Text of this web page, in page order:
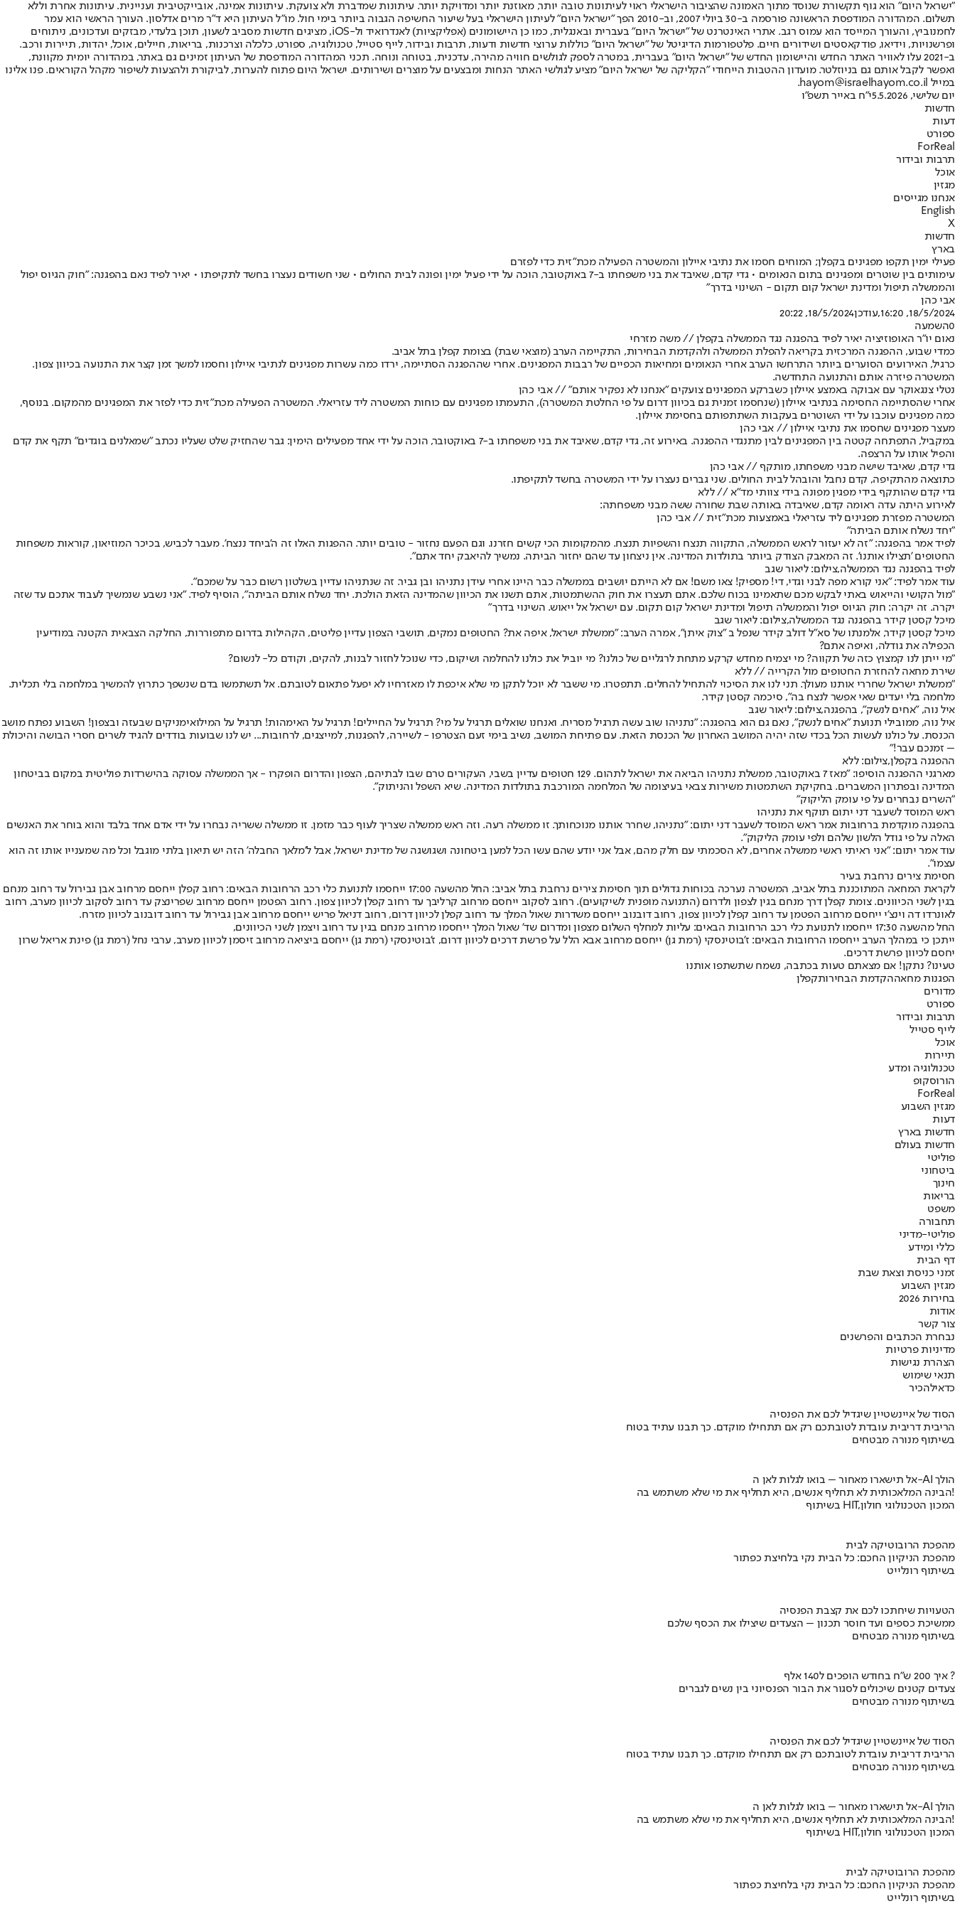
"ישראל היום" הוא גוף תקשורת שנוסד מתוך האמונה שהציבור הישראלי ראוי לעיתונות טובה יותר, מאוזנת יותר ומדויקת יותר. עיתונות שמדברת ולא צועקת. עיתונות אמינה, אובייקטיבית ועניינית. עיתונות אחרת וללא
תשלום. המהדורה המודפסת הראשונה פורסמה ב-30 ביולי 2007, וב-2010 הפך "ישראל היום" לעיתון הישראלי בעל שיעור החשיפה הגבוה ביותר בימי חול. מו"ל העיתון היא ד"ר מרים אדלסון. העורך הראשי הוא עמר
לחמנוביץ, והעורך המייסד הוא עמוס רגב. אתרי האינטרנט של "ישראל היום" בעברית ובאנגלית, כמו כן היישומונים (אפליקציות) לאנדרואיד ול-iOS, מציגים חדשות מסביב לשעון, תוכן בלעדי, מבזקים ועדכונים, ניתוחים
ופרשנויות, וידיאו, פודקאסטים ושידורים חיים. פלטפורמות הדיגיטל של "ישראל היום" כוללות ערוצי חדשות ודעות, תרבות ובידור, לייף סטייל, טכנולוגיה, ספורט, כלכלה וצרכנות, בריאות, חיילים, אוכל, יהדות, תיירות ורכב.
ב-2021 עלו לאוויר האתר החדש והיישומון החדש של "ישראל היום" בעברית, במטרה לספק לגולשים חוויה מהירה, עדכנית, בטוחה ונוחה. תכני המהדורה המודפסת של העיתון זמינים גם באתר, במהדורה יומית מקוונת,
ואפשר לקבל אותם גם בניוזלטר. מועדון ההטבות הייחודי "הקליקה של ישראל היום" מציע לגולשי האתר הנחות ומבצעים על מוצרים ושירותים. ישראל היום פתוח להערות, לביקורת ולהצעות לשיפור מקהל הקוראים. פנו אלינו
במייל hayom@israelhayom.co.il.
יום שלישי, 5.5.2026
י"ח באייר תשפ"ו
חדשות
דעות
ספורט
ForReal
תרבות ובידור
אוכל
מגזין
אנחנו מגייסים
English
X
חדשות
בארץ
פעילי ימין תקפו מפגינים בקפלן; המוחים חסמו את נתיבי איילון והמשטרה הפעילה מכת"זית כדי לפזרם
עימותים בין שוטרים ומפגינים בתום הנאומים • גדי קדם, שאיבד את בני משפחתו ב-7 באוקטובר, הוכה על ידי פעיל ימין ופונה לבית החולים • שני חשודים נעצרו בחשד לתקיפתו • יאיר לפיד נאם בהפגנה: "חוק הגיוס יפול
והממשלה תיפול ומדינת ישראל קום תקום - השינוי בדרך"
אבי כהן
18/5/2024, 16:20
,עודכן18/5/2024, 20:22
0השמעה
נאום יו"ר האופוזיציה יאיר לפיד בהפגנה נגד הממשלה בקפלן // משה מזרחי
כמדי שבוע, ההפגנה המרכזית בקריאה להפלת הממשלה ולהקדמת הבחירות, התקיימה הערב (מוצאי שבת) בצומת קפלן בתל אביב.
כרגיל, האירועים הסוערים ביותר התרחשו הערב אחרי הנאומים ומחיאות הכפיים של רבבות המפגינים. אחרי שההפגנה הסתיימה, ירדו כמה עשרות מפגינים לנתיבי איילון וחסמו למשך זמן קצר את התנועה בכיוון צפון.
המשטרה פיזרה אותם והתנועה התחדשה.
נטלי צנגאוקר עם אבוקה באמצע איילון כשברקע המפגינים צועקים ״אנחנו לא נפקיר אותם״ // אבי כהן
אחרי שהסתיימה החסימה בנתיבי איילון (שנחסמו זמנית גם בכיוון דרום על פי החלטת המשטרה), התעמתו מפגינים עם כוחות המשטרה ליד עזריאלי. המשטרה הפעילה מכת"זית כדי לפזר את המפגינים מהמקום. בנוסף,
כמה מפגינים עוכבו על ידי השוטרים בעקבות השתתפותם בחסימת איילון.
מעצר מפגינים שחסמו את נתיבי איילון // אבי כהן
במקביל, התפתחה קטטה בין המפגינים לבין מתנגדי ההפגנה. באירוע זה, גדי קדם, שאיבד את בני משפחתו ב-7 באוקטובר, הוכה על ידי אחד מפעילים הימין: גבר שהחזיק שלט שעליו נכתב ״שמאלנים בוגדים״ תקף את קדם
והפיל אותו על הרצפה.
גדי קדם, שאיבד שישה מבני משפחתו, מותקף // אבי כהן
כתוצאה מהתקיפה, קדם נחבל והובהל לבית החולים. שני גברים נעצרו על ידי המשטרה בחשד לתקיפתו.
גדי קדם שהותקף בידי מפגין מפונה בידי צוותי מד"א // ללא
לאירוע היתה עדה ראומה קדם, שאיבדה באותה שבת שחורה ששה מבני משפחתה:
המשטרה מפזרת מפגינים ליד עזריאלי באמצעות מכת"זית // אבי כהן
"יחד נשלח אותם הביתה"
לפיד אמר בהפגנה: "זה לא יעזור לראש הממשלה, התקווה תנצח והשפיות תנצח. מהמקומות הכי קשים חזרנו. וגם הפעם נחזור - טובים יותר. ההפגות האלו זה ה'ביחד ננצח'. מעבר לכביש, בכיכר המוזיאון, קוראות משפחות
החטופים 'תצילו אותנו'. זה המאבק הצודק ביותר בתולדות המדינה. אין ניצחון עד שהם יחזור הביתה. נמשיך להיאבק יחד אתם".
לפיד בהפגנה נגד הממשלה,צילום: ליאור שגב
עוד אמר לפיד: "אני קורא מפה לבני וגדי, די! מספיק! צאו משם! אם לא הייתם יושבים בממשלה כבר היינו אחרי עידן נתניהו ובן גביר. זה שנתניהו עדיין בשלטון רשום כבר על שמכם".
"מול הקושי והייאוש באתי לבקש מכם שתאמינו בכוח שלכם. אתם תעצרו את חוק ההשתמטות, אתם תשנו את הכיוון שהמדינה הזאת הולכת. יחד נשלח אותם הביתה", הוסיף לפיד. "אני נשבע שנמשיך לעבוד אתכם עד שזה
יקרה. זה יקרה: חוק הגיוס יפול והממשלה תיפול ומדינת ישראל קום תקום. עם ישראל אל ייאוש. השינוי בדרך"
מיכל קסטן קידר בהפגנה נגד הממשלה,צילום: ליאור שגב
מיכל קסטן קידר, אלמנתו של סא"ל דולב קידר שנפל ב "צוק איתן", אמרה הערב: ״ממשלת ישראל, איפה את? החטופים נמקים, תושבי הצפון עדיין פליטים, הקהילות בדרום מתפוררות, החלקה הצבאית הקטנה במודיעין
הכפילה את גודלה, ואיפה אתם?
״מי ייתן לנו קמצוץ כזה של תקווה? מי יצמיח מחדש קרקע מתחת לרגליים של כולנו? מי יוביל את כולנו להחלמה ושיקום, כדי שנוכל לחזור לבנות, להקים, וקודם כל- לנשום?
שירת מחאה להחזרת החטופים מול הקרייה // ללא
״ממשלת ישראל שחררי אותנו מעולך. תני לנו את הסיכוי להתחיל להחלים. תתפטרו. מי ששבר לא יוכל לתקן מי שלא איכפת לו מאזרחיו לא יפעל פתאום לטובתם. אל תשתמשו בדם שנשפך כתרוץ להמשיך במלחמה בלי תכלית.
מלחמה בלי יעדים שאי אפשר לנצח בה״, סיכמה קסטן קידר.
איל נוה, "אחים לנשק", בהפגנה,צילום: ליאור שגב
איל נוה, ממובילי תנועת "אחים לנשק", נאם גם הוא בהפגנה: ״נתניהו שוב עשה תרגיל מסריח. ואנחנו שואלים תרגיל על מי? תרגיל על החיילים! תרגיל על האימהות! תרגיל על המילואימניקים שבעזה ובצפון! השבוע נפתח מושב
הכנסת. על כולנו לעשות הכל בכדי שזה יהיה המושב האחרון של הכנסת הזאת. עם פתיחת המושב, נשיב בימי זעם הצטרפו - לשיירה, להפגנות, למייצגים, לרחובות... יש לנו שבועות בודדים להגיד לשרים חסרי הבושה והיכולת
– זמנכם עבר!״
ההפגנה בקפלן,צילום: ללא
מארגני ההפגנה הוסיפו: "מאז 7 באוקטובר, ממשלת נתניהו הביאה את ישראל לתהום. 129 חטופים עדיין בשבי, העקורים טרם שבו לבתיהם, הצפון והדרום הופקרו - אך הממשלה עסוקה בהישרדות פוליטית במקום בביטחון
המדינה ובפתרון המשברים. בחקיקת השתמטות משירות צבאי בעיצומה של המלחמה המורכבת בתולדות המדינה. שיא השפל והניתוק".
"השרים נבחרים על פי עומק הליקוק"
ראש המוסד לשעבר דני יתום תוקף את נתניהו
בהפגנה מוקדמת ברחובות אמר ראש המוסד לשעבר דני יתום: "נתניהו, שחרר אותנו מנוכחותך. זו ממשלה רעה. וזה ראש ממשלה שצריך לעוף כבר מזמן. זו ממשלה ששריה נבחרו על ידי אדם אחד בלבד והוא בוחר את האנשים
האלה על פי גודל הלשון שלהם ולפי עומק הליקוק".
עוד אמר יתום: "אני ראיתי ראשי ממשלה אחרים, לא הסכמתי עם חלק מהם, אבל אני יודע שהם עשו הכל למען ביטחונה ושגושגה של מדינת ישראל, אבל ל'מלאך החבלה' הזה יש תיאון בלתי מוגבל וכל מה שמענייו אותו זה הוא
עצמו".
חסימת צירים נרחבת בעיר
לקראת המחאה המתוכננת בתל אביב, המשטרה נערכה בכוחות גדולים תוך חסימת צירים נרחבת בתל אביב: החל מהשעה 17:00 ייחסמו לתנועת כלי רכב הרחובות הבאים: רחוב קפלן ייחסם מרחוב אבן גבירול עד רחוב מנחם
בגין לשני הכיוונים. צומת קפלן דרך מנחם בגין לצפון ולדרום (התנועה מופנית לשיקועים). רחוב לסקוב ייחסם מרחוב קרליבך עד רחוב קפלן לכיוון צפון. רחוב הפטמן ייחסם מרחוב שפרינצק עד רחוב לסקוב לכיוון מערב, רחוב
לאונרדו דה וינצ'י ייחסם מרחוב הפטמן עד רחוב קפלן לכיוון צפון, רחוב דובנוב ייחסם משדרות שאול המלך עד רחוב קפלן לכיוון דרום, רחוב דניאל פריש ייחסם מרחוב אבן גבירול עד רחוב דובנוב לכיוון מזרח.
החל מהשעה 17:30 ייחסמו לתנועת כלי רכב הרחובות הבאים: עליות למחלף השלום מצפון ומדרום שד' שאול המלך ייחסמו מרחוב מנחם בגין עד רחוב ויצמן לשני הכיוונים,
ייתכן כי במהלך הערב ייחסמו הרחובות הבאים: ז'בוטינסקי (רמת גן) ייחסם מרחוב אבא הלל על פרשת דרכים לכיוון דרום, ז'בוטינסקי (רמת גן) ייחסם ביציאה מרחוב זיסמן לכיוון מערב, ערבי נחל (רמת גן) פינת אריאל שרון
יחסם לכיוון פרשת דרכים.
טעינו? נתקן! אם מצאתם טעות בכתבה, נשמח שתשתפו אותנו
הפגנות מחאההקדמת הבחירותקפלן
מדורים
ספורט
תרבות ובידור
לייף סטייל
אוכל
תיירות
טכנולוגיה ומדע
הורוסקופ
ForReal
מגזין השבוע
דעות
חדשות בארץ
חדשות בעולם
פוליטי
ביטחוני
חינוך
בריאות
משפט
תחבורה
פוליטי-מדיני
כללי ומידע
דף הבית
זמני כניסת וצאת שבת
מגזין השבוע
בחירות 2026
אודות
צור קשר
נבחרת הכתבים והפרשנים
מדיניות פרטיות
הצהרת נגישות
תנאי שימוש
כדאילהכיר
הסוד של איינשטיין שיגדיל לכם את הפנסיה
הריבית דריבית עובדת לטובתכם רק אם תתחילו מוקדם. כך תבנו עתיד בטוח
בשיתוף מנורה מבטחים
אל תישארו מאחור – בואו לגלות לאן ה-AI הולך
הבינה המלאכותית לא תחליף אנשים, היא תחליף את מי שלא משתמש בה!
בשיתוף HIT,המכון הטכנולוגי חולון
מהפכת הרובוטיקה לבית
מהפכת הניקיון החכם: כל הבית נקי בלחיצת כפתור
בשיתוף רונלייט
הטעויות שיחתכו לכם את קצבת הפנסיה
ממשיכת כספים ועד חוסר תכנון – הצעדים שיצילו את הכסף שלכם
בשיתוף מנורה מבטחים
איך 200 ש"ח בחודש הופכים ל140 אלף ?
צעדים קטנים שיכולים לסגור את הבור הפנסיוני בין נשים לגברים
בשיתוף מנורה מבטחים
הסוד של איינשטיין שיגדיל לכם את הפנסיה
הריבית דריבית עובדת לטובתכם רק אם תתחילו מוקדם. כך תבנו עתיד בטוח
בשיתוף מנורה מבטחים
אל תישארו מאחור – בואו לגלות לאן ה-AI הולך
הבינה המלאכותית לא תחליף אנשים, היא תחליף את מי שלא משתמש בה!
בשיתוף HIT,המכון הטכנולוגי חולון
מהפכת הרובוטיקה לבית
מהפכת הניקיון החכם: כל הבית נקי בלחיצת כפתור
בשיתוף רונלייט